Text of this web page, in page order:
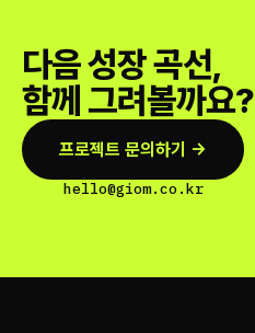
다음 성장 곡선,
함께 그려볼까요?
프로젝트 문의하기 →
hello@giom.co.kr